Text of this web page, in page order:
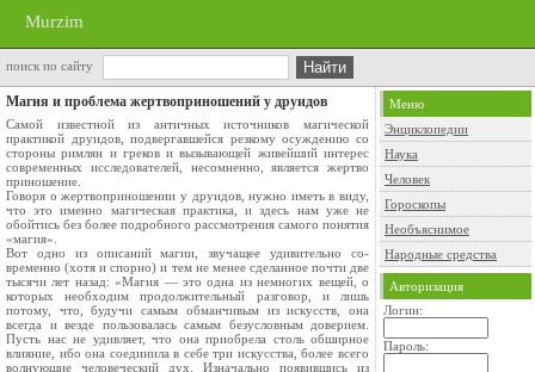
Murzim
поиск по сайту
Магия и проблема жертвоприношений у друидов
Самой известной из античных источников магической
практикой друидов, подвергавшейся резкому осуждению со
стороны римлян и греков и вызывающей живейший ин­терес
современных исследователей, несомненно, является жертво
приношение.
Говоря о жертвоприношении у друидов, нужно иметь в виду,
что это именно магическая практика, и здесь нам уже не
обойтись без более подробного рассмотрения самого понятия
«магия».
Вот одно из описаний магии, звучащее удивительно со­
временно (хотя и спорно) и тем не менее сделанное почти две
тысячи лет назад: «Магия — это одна из немногих вещей, о
которых необ­ходим продолжительный разговор, и лишь
потому, что, бу­дучи самым обманчивым из искусств, она
всегда и везде пользовалась самым безусловным доверием.
Пусть нас не удивляет, что она приобрела столь обширное
влияние, ибо она соединила в себе три искусства, более всего
волнующие человеческий дух. Изначально появившись из
Меню
Энциклопедии
Наука
Человек
Гороскопы
Необъяснимое
Народные средства
Авторизация
Логин:
Пароль: